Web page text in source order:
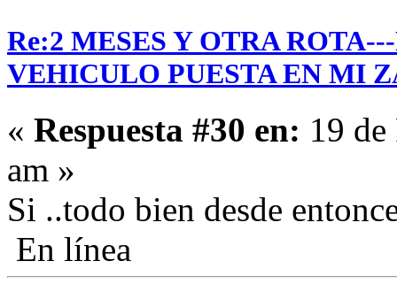
Re:2 MESES Y OTRA
VEHICULO PUESTA EN MI
« Respuesta #30 en: 19
am »
Si ..todo bien desde
En línea